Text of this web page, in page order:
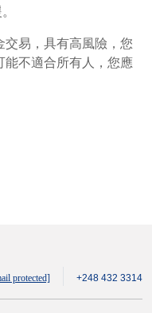
交易，具有高風險，您
能不適合所有人，您應
protected] +248 432 3314